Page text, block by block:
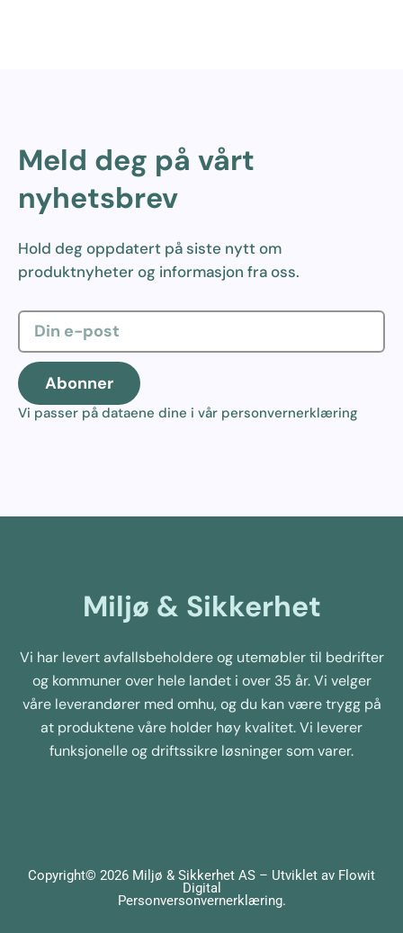
Meld deg på vårt
nyhetsbrev
Hold deg oppdatert på siste nytt om
produktnyheter og informasjon fra oss.
Abonner
Vi passer på dataene dine i vår personvernerklæring
Miljø & Sikkerhet
Vi har levert avfallsbeholdere og utemøbler til bedrifter
og kommuner over hele landet i over 35 år. Vi velger
våre leverandører med omhu, og du kan være trygg på
at produktene våre holder høy kvalitet. Vi leverer
funksjonelle og driftssikre løsninger som varer.
Copyright© 2026 Miljø & Sikkerhet AS – Utviklet av Flowit
Digital
Personversonvernerklæring.